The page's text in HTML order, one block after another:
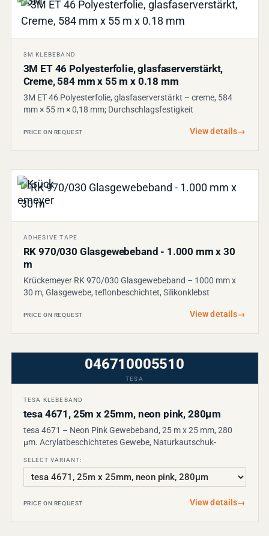
3M KLEBEBAND
3M ET 46 Polyesterfolie, glasfaserverstärkt,
Creme, 584 mm x 55 m x 0.18 mm
3M ET 46 Polyesterfolie, glasfaserverstärkt – creme, 584
mm × 55 m × 0,18 mm; Durchschlagsfestigkeit
PRICE ON REQUEST View details→
ADHESIVE TAPE
RK 970/030 Glasgewebeband - 1.000 mm x 30
m
Krückemeyer RK 970/030 Glasgewebeband – 1000 mm x
30 m, Glasgewebe, teflonbeschichtet, Silikonklebst
PRICE ON REQUEST View details→
046710005510
TESA
TESA KLEBEBAND
tesa 4671, 25m x 25mm, neon pink, 280µm
tesa 4671 – Neon Pink Gewebeband, 25 m x 25 mm, 280
µm. Acrylatbeschichtetes Gewebe, Naturkautschuk-
SELECT VARIANT:
PRICE ON REQUEST View details→